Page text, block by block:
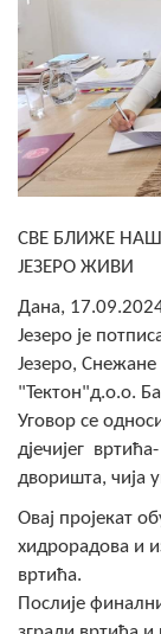
Статут
Састав
Вијести
Јавни
COVID
СВЕ БЛИЖЕ
ЈЕЗЕРО ЖИВИ
Дана,
Језеро је
Језеро,
"Тектон"д.о.о.
Уговор се
дјечијег
дворишта, чија
Овај пројекат
хидрорадова и
вртића.
Послије